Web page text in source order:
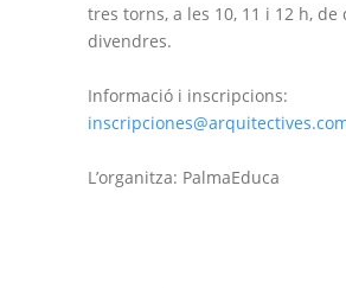
tres torns, a les 10, 11 i 12 h, de
divendres.
Informació i inscripcions:
L’organitza: PalmaEduca